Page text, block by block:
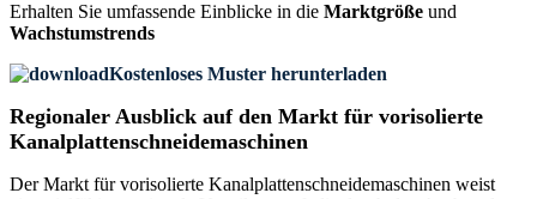
Erhalten Sie umfassende Einblicke in die Marktgröße und
Wachstumstrends
Kostenloses Muster herunterladen
Regionaler Ausblick auf den Markt für vorisolierte
Kanalplattenschneidemaschinen
Der Markt für vorisolierte Kanalplattenschneidemaschinen weist